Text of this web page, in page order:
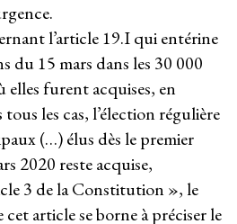
l’article 19.I qui entérine
du 15 mars dans les 30 000
furent acquises, en
les cas, l’élection régulière
(…) élus dès le premier
2020 reste acquise,
3 de la Constitution », le
article se borne à préciser le